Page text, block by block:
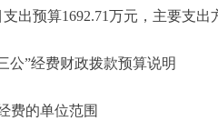
预算1692.71万元，主要支出
”经费财政拨款预算说明
的单位范围